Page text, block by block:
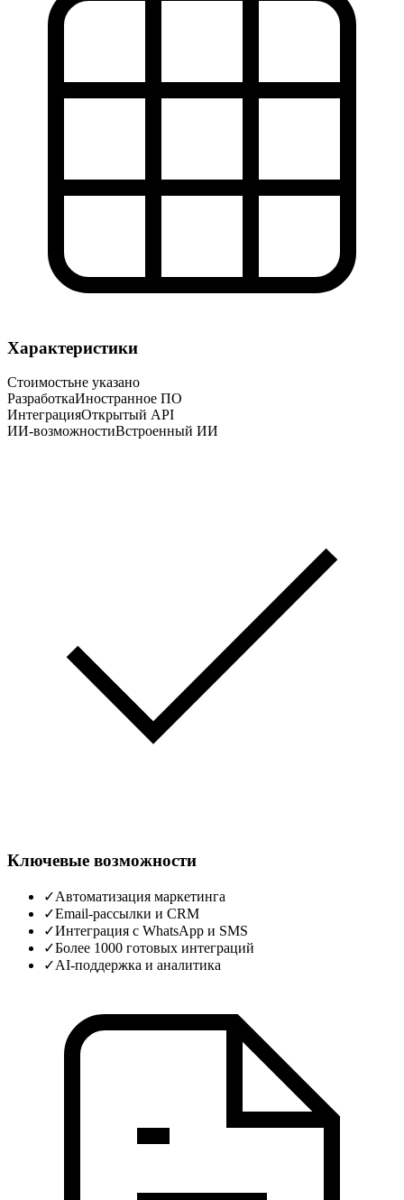
Характеристики
Стоимостьне указано
РазработкаИностранное ПО
ИнтеграцияОткрытый API
ИИ-возможностиВстроенный ИИ
Ключевые возможности
✓Автоматизация маркетинга
✓Email‑рассылки и CRM
✓Интеграция с WhatsApp и SMS
✓Более 1000 готовых интеграций
✓AI‑поддержка и аналитика